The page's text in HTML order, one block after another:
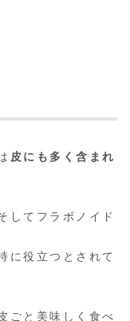
皮にも多く含まれ
してフラボノイド
に役立つとされて
ごと美味しく食べ